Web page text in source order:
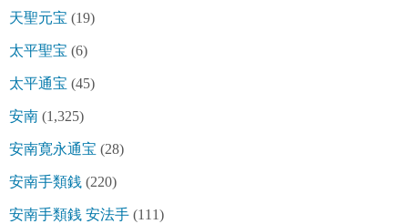
天聖元宝 (19)
太平聖宝 (6)
太平通宝 (45)
安南 (1,325)
安南寛永通宝 (28)
安南手類銭 (220)
安南手類銭 安法手 (111)